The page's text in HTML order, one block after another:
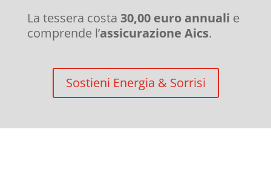
La tessera costa 30,00 euro annuali e
comprende l’assicurazione Aics.
Sostieni Energia & Sorrisi